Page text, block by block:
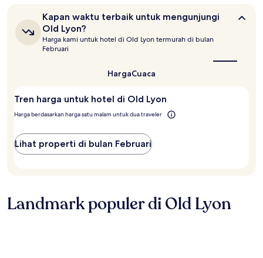
Kapan
waktu
terbaik
untuk
mengunjungi
Kapan waktu terbaik untuk mengunjungi
Old Lyon?
Harga kami untuk hotel di Old Lyon termurah di bulan
Februari
HargaCuaca
Tren harga untuk hotel di Old Lyon
Harga berdasarkan harga satu malam untuk dua traveler
Lihat properti di bulan Februari
Landmark populer di Old Lyon